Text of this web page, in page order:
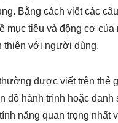
Bằng cách viết các
mục tiêu và động cơ
thiện với người dùng.
được viết trên thẻ
đồ hành trình hoặc danh
năng quan trọng nhất